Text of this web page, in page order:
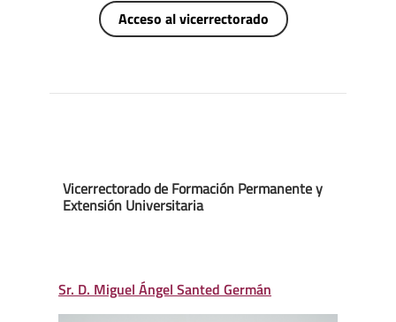
Acceso al vicerrectorado
Vicerrectorado de Formación Permanente y
Extensión Universitaria
Sr. D. Miguel Ángel Santed Germán